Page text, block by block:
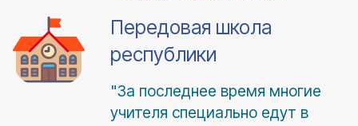
Передовая школа
республики
"За последнее время многие
учителя специально едут в